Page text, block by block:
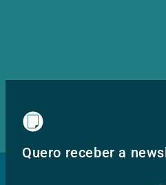
Quero receber a